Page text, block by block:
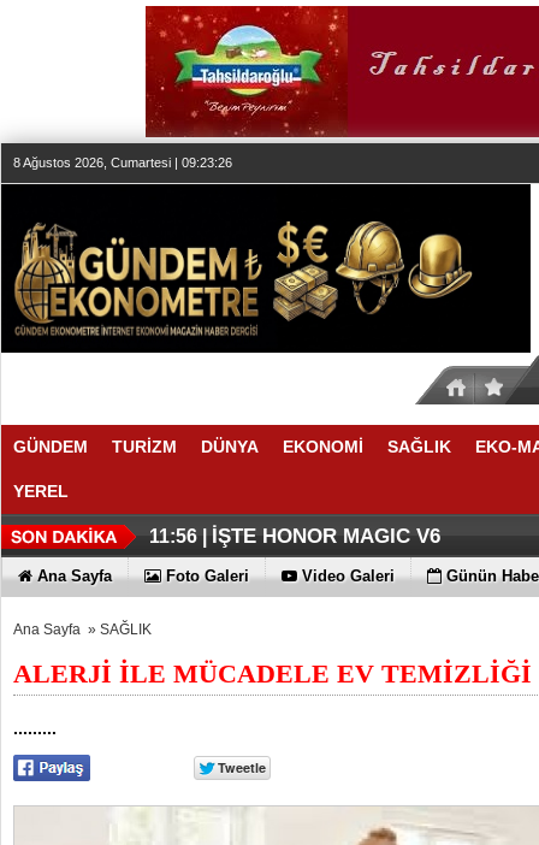
8 Ağustos 2026, Cumartesi | 09:23:27
GÜNDEM TURİZM DÜNYA EKONOMİ SAĞLIK EKO-
YEREL
12:17 |THY REKOR KIRMAYI SEVİYOR
12:02 |ÖZEL FİYATLARLA GELDİLER
11:56 | İŞTE HONOR MAGIC V6
11:53 |TECNO'DA YENİLİKLER VAR
Ana Sayfa Foto Galeri Video Galeri Günün
Ana Sayfa » SAĞLIK
ALERJİ İLE MÜCADELE EV TEMİZLİĞİ
.........